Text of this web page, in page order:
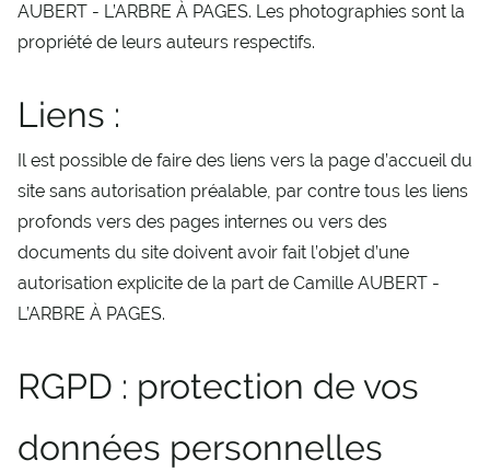
AUBERT - L’ARBRE À PAGES. Les photographies sont la
propriété de leurs auteurs respectifs.
Liens :
Il est possible de faire des liens vers la page d’accueil du
site sans autorisation préalable, par contre tous les liens
profonds vers des pages internes ou vers des
documents du site doivent avoir fait l’objet d’une
autorisation explicite de la part de Camille AUBERT -
L’ARBRE À PAGES.
RGPD : protection de vos
données personnelles